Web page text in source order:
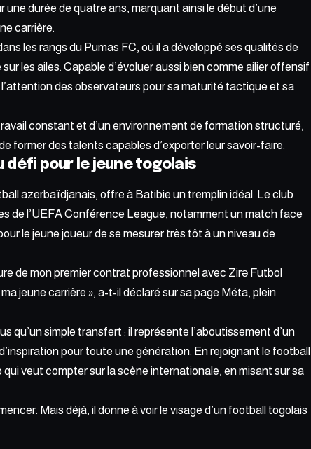
une durée de quatre ans, marquant ainsi le début d’une
carrière.
les rangs du Pumas FC, où il a développé ses qualités de
les ailes. Capable d’évoluer aussi bien comme ailier offensif
des observateurs pour sa maturité tactique et sa
constant et d’un environnement de formation structuré,
former des talents capables d’exporter leur savoir-faire.
défi pour le jeune togolais
azerbaïdjanais, offre à Batibie un tremplin idéal. Le club
de l’UEFA Conférence League, notamment un match face
le jeune joueurde se mesurer très tôt à un niveau de
de mon premier contrat professionnel avec Zirə Futbol
jeune carrière », a-t-il déclaré sur sa page Méta, plein
qu’un simple transfert : il représente l’aboutissement d’un
pour toute une génération. En rejoignant le football
qui veut compter sur la scène internationale, en misant sur sa
Mais déjà, il donne à voir le visage d’un football togolais